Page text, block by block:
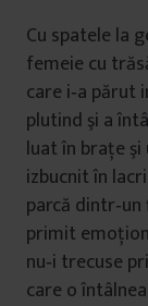
Cu spatele la
femeie cu
care i‐a părut
plutind şi a
luat în braţe şi
izbucnit în
parcă
primit
nu‐i trecuse
care o